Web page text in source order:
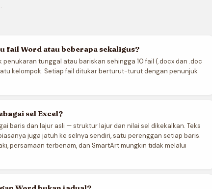
fail Word atau beberapa sekaligus?
tunggal atau bariskan sehingga 10 fail (.docx dan .doc
kelompok. Setiap fail ditukar berturut-turut dengan penunjuk
sel Excel?
baris dan lajur asli — struktur lajur dan nilai sel dikekalkan. Teks
juga jatuh ke selnya sendiri, satu perenggan setiap baris.
persamaan terbenam, dan SmartArt mungkin tidak melalui